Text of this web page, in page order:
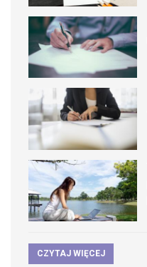
CZYTAJ WIĘCEJ